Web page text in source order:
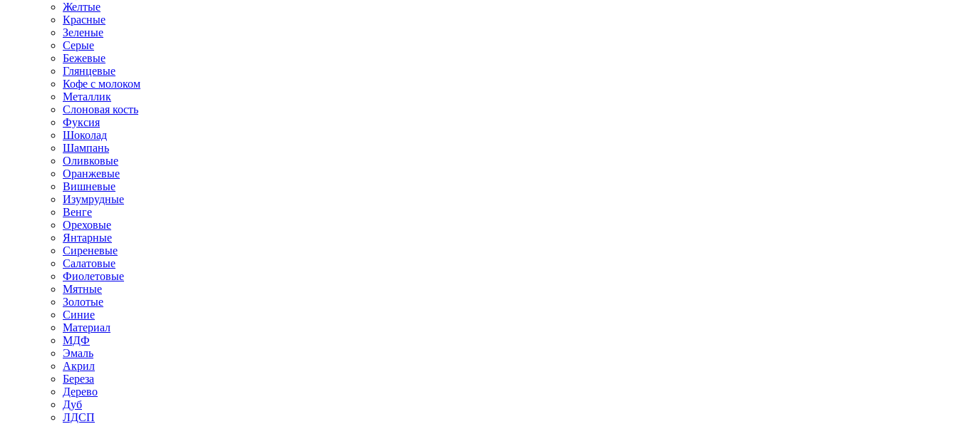
Желтые
Красные
Зеленые
Серые
Бежевые
Глянцевые
Кофе с молоком
Металлик
Слоновая кость
Фуксия
Шоколад
Шампань
Оливковые
Оранжевые
Вишневые
Изумрудные
Венге
Ореховые
Янтарные
Сиреневые
Салатовые
Фиолетовые
Мятные
Золотые
Синие
Материал
МДФ
Эмаль
Акрил
Береза
Дерево
Дуб
ЛДСП